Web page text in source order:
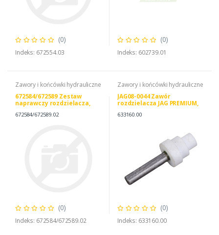
(0)
Indeks: 672554.03
(0)
Indeks: 602739.01
Zawory i końcówki hydrauliczne
672584/672589 Zestaw
naprawczy rozdzielacza,
672584/672589
672584/672589.02
(0)
Indeks: 672584/672589.02
Zawory i końcówki hydrauliczne
JAG08-0044 Zawór
rozdzielacza JAG PREMIUM,
633160.00
(0)
Indeks: 633160.00